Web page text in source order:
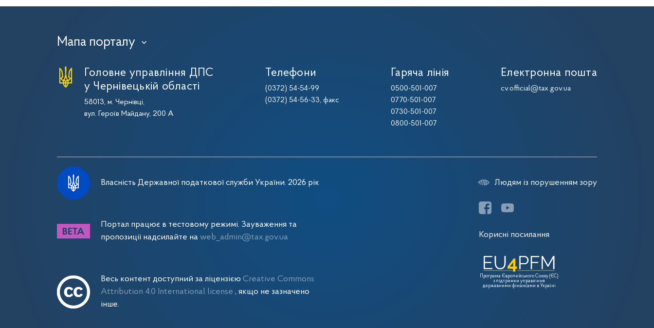
Мапа порталу ›
Головне управління ДПС
у Чернівецькій області
58013, м. Чернівці,
вул. Героїв Майдану, 200 А
Телефони
(0372) 54-54-99
(0372) 54-56-33, факс
Гаряча лінія
0500-501-007
0770-501-007
0730-501-007
0800-501-007
Електронна пошта
cv.official@tax.gov.ua
Власність Державної податкової служби України. 2026 рік
Портал працює в тестовому режимі. Зауваження та
пропозиції надсилайте на web_admin@tax.gov.ua
Весь контент доступний за ліцензією Creative Commons
Attribution 4.0 International license , якщо не зазначено
інше.
Людям із порушенням зору
Корисні посилання
Програма Європейського Союзу (ЄС)
з підтримки управління
державними фінансами в Україні